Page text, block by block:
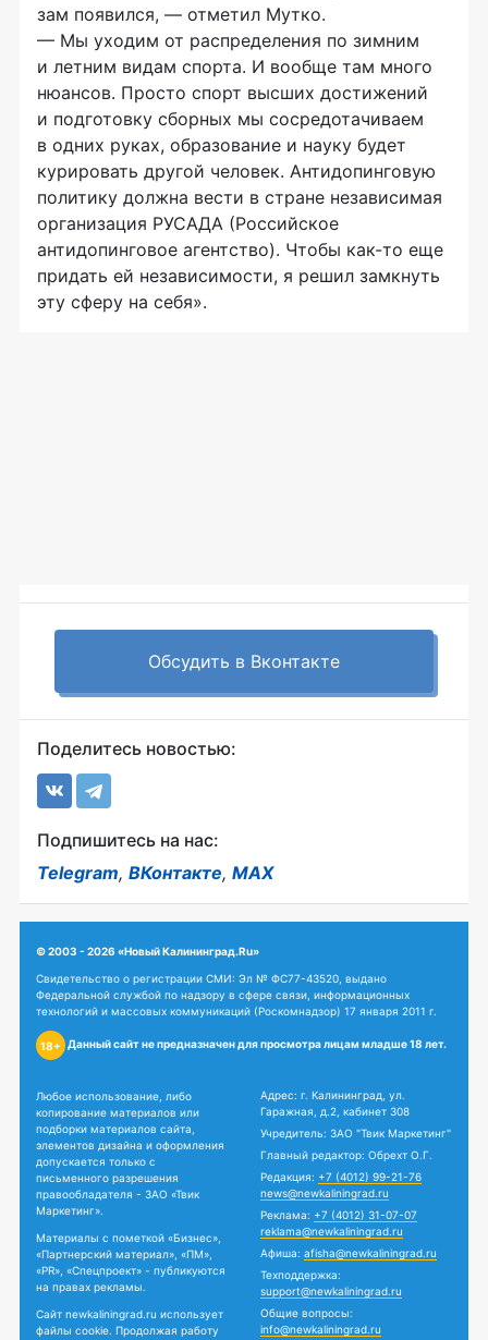
зам появился, — отметил Мутко.
— Мы уходим от распределения по зимним
и летним видам спорта. И вообще там много
нюансов. Просто спорт высших достижений
и подготовку сборных мы сосредотачиваем
в одних руках, образование и науку будет
курировать другой человек. Антидопинговую
политику должна вести в стране независимая
организация РУСАДА (Российское
антидопинговое агентство). Чтобы как-то еще
придать ей независимости, я решил замкнуть
эту сферу на себя».
Обсудить в Вконтакте
Поделитесь новостью:
Подпишитесь на нас:
Telegram, ВКонтакте, MAX
© 2003 - 2026 «Новый Калининград.Ru»
Свидетельство о регистрации СМИ: Эл № ФС77-43520, выдано
Федеральной службой по надзору в сфере связи, информационных
технологий и массовых коммуникаций (Роскомнадзор) 17 января 2011 г.
18+ Данный сайт не предназначен для просмотра лицам младше 18 лет.
Любое использование, либо
копирование материалов или
подборки материалов сайта,
элементов дизайна и оформления
допускается только с
письменного разрешения
правообладателя - ЗАО «Твик
Маркетинг».
Материалы с пометкой «Бизнес»,
«Партнерский материал», «ПМ»,
«PR», «Спецпроект» - публикуются
на правах рекламы.
Сайт newkaliningrad.ru использует
файлы cookie. Продолжая работу
Адрес: г. Калининград, ул.
Гаражная, д.2, кабинет 308
Учредитель: ЗАО "Твик Маркетинг"
Главный редактор: Обрехт О.Г.
Редакция: +7 (4012) 99-21-76
news@newkaliningrad.ru
Реклама: +7 (4012) 31-07-07
reklama@newkaliningrad.ru
Афиша: afisha@newkaliningrad.ru
Техподдержка:
support@newkaliningrad.ru
Общие вопросы:
info@newkaliningrad.ru